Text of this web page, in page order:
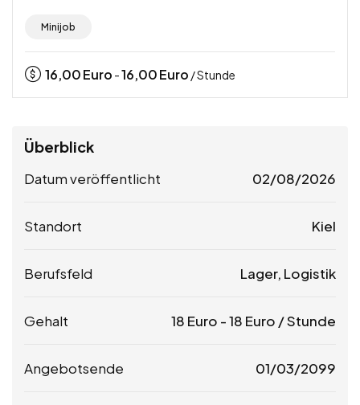
Minijob
16,00Euro -16,00Euro / Stunde
Überblick
Datum veröffentlicht 02/08/2026
Standort Kiel
Berufsfeld Lager, Logistik
Gehalt 18 Euro -18 Euro / Stunde
Angebotsende 01/03/2099